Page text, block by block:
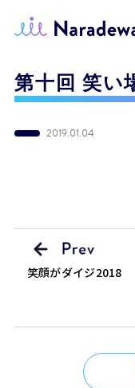
第十回 笑い
2019.01.04
笑顔がダイジ2018